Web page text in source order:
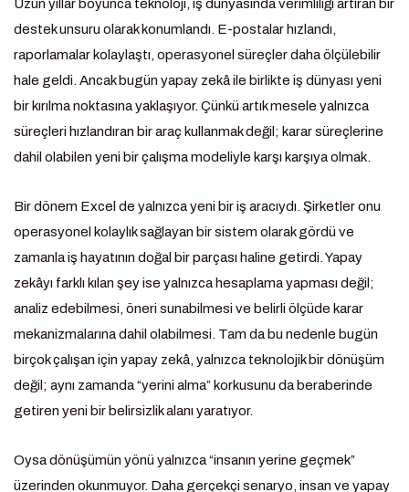
Uzun yıllar boyunca teknoloji, iş dünyasında verimliliği artıran bir
destek unsuru olarak konumlandı. E-postalar hızlandı,
raporlamalar kolaylaştı, operasyonel süreçler daha ölçülebilir
hale geldi. Ancak bugün yapay zekâ ile birlikte iş dünyası yeni
bir kırılma noktasına yaklaşıyor. Çünkü artık mesele yalnızca
süreçleri hızlandıran bir araç kullanmak değil; karar süreçlerine
dahil olabilen yeni bir çalışma modeliyle karşı karşıya olmak.
Bir dönem Excel de yalnızca yeni bir iş aracıydı. Şirketler onu
operasyonel kolaylık sağlayan bir sistem olarak gördü ve
zamanla iş hayatının doğal bir parçası haline getirdi. Yapay
zekâyı farklı kılan şey ise yalnızca hesaplama yapması değil;
analiz edebilmesi, öneri sunabilmesi ve belirli ölçüde karar
mekanizmalarına dahil olabilmesi. Tam da bu nedenle bugün
birçok çalışan için yapay zekâ, yalnızca teknolojik bir dönüşüm
değil; aynı zamanda “yerini alma” korkusunu da beraberinde
getiren yeni bir belirsizlik alanı yaratıyor.
Oysa dönüşümün yönü yalnızca “insanın yerine geçmek”
üzerinden okunmuyor. Daha gerçekçi senaryo, insan ve yapay